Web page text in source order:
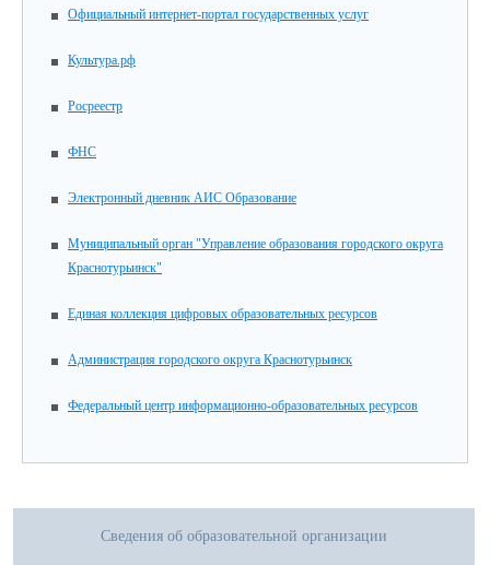
Официальный интернет-портал государственных услуг
Культура.рф
Росреестр
ФНС
Электронный дневник АИС Образование
Муниципальный орган "Управление образования городского округа
Краснотурьинск"
Единая коллекция цифровых образовательных ресурсов
Администрация городского округа Краснотурьинск
Федеральный центр информационно-образовательных ресурсов
Сведения об образовательной организации